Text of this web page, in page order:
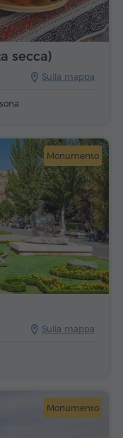
Sulla mappa
secca)
Monumento
Sulla mappa
Monumento